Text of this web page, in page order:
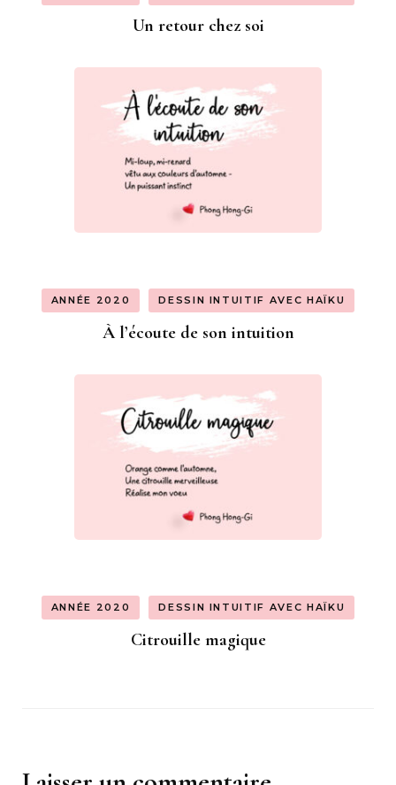
Un retour chez soi
ANNÉE 2020 DESSIN INTUITIF AVEC HAÏKU
À l’écoute de son intuition
ANNÉE 2020 DESSIN INTUITIF AVEC HAÏKU
Citrouille magique